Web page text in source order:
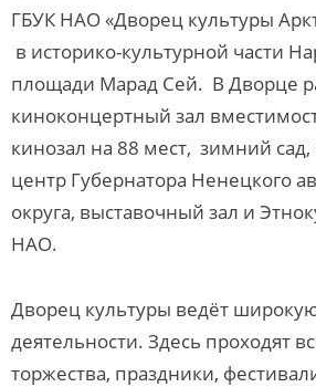
ГБУК НАО «Дворец культуры
в историко-культурной части
площади Марад Сей. В Дворце
киноконцертный зал
кинозал на 88 мест, зимний
центр Губернатора Ненецкого
округа, выставочный зал и
НАО.
Дворец культуры ведёт
деятельности. Здесь проходят
торжества, праздники,